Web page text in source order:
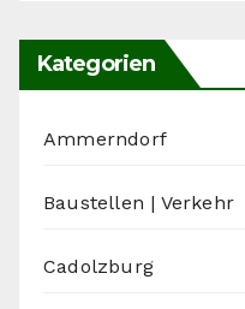
Kategorien
Ammerndorf
Baustellen | Verkehr
Cadolzburg